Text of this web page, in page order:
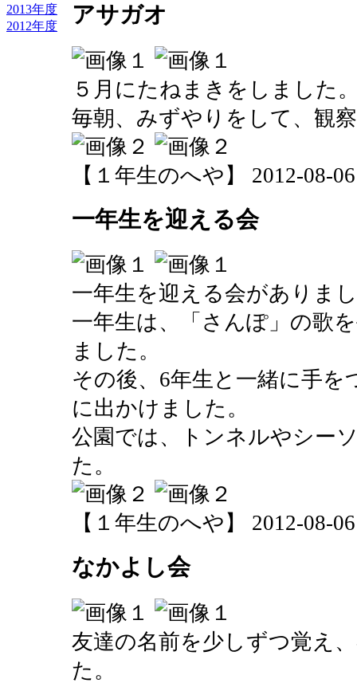
2013年度
2012年度
アサガオ
５月にたねまきをしました
毎朝、みずやりをして、観
【１年生のへや】 2012-08-
一年生を迎える会
一年生を迎える会がありま
一年生は、「さんぽ」の歌
ました。
その後、6年生と一緒に手
に出かけました。
公園では、トンネルやシー
た。
【１年生のへや】 2012-08-
なかよし会
友達の名前を少しずつ覚え
た。